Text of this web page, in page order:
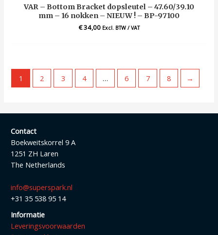
VAR – Bottom Bracket dopsleutel – 47.60/39.10
mm – 16 nokken – NIEUW ! – BP-97100
€34,00 Excl. BTW / VAT
1 2 3 4 … 6 7 8 →
Contact
Boekweitskorrel 9 A
1251 ZH Laren
The Netherlands
info@superspark.nl
+31 35 538 95 14
Informatie
Leveringsvoorwaarden